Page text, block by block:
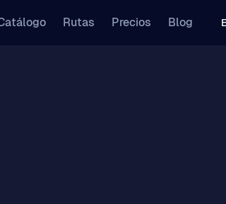
Features Pricing Blog
Rutas Precios Blog